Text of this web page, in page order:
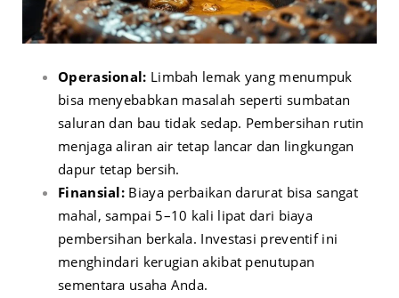
Operasional: Limbah lemak yang menumpuk
bisa menyebabkan masalah seperti sumbatan
saluran dan bau tidak sedap. Pembersihan rutin
menjaga aliran air tetap lancar dan lingkungan
dapur tetap bersih.
Finansial: Biaya perbaikan darurat bisa sangat
mahal, sampai 5–10 kali lipat dari biaya
pembersihan berkala. Investasi preventif ini
menghindari kerugian akibat penutupan
sementara usaha Anda.